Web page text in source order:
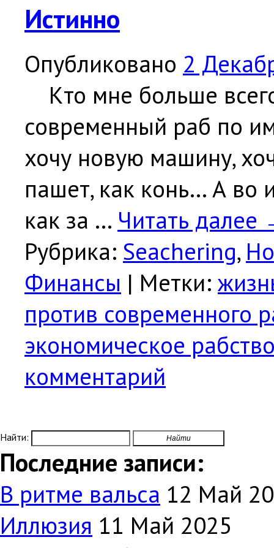
Истинно
Опубликовано 2
Кто мне больше
современный раб по
хочу новую машину,
пашет, как конь… А во
как за … Читать далее
Рубрика: Seachering,
Финансы | Метки:
против современного
экономическое
комментарий
Найти:
Последние записи:
В ритме вальса 12 Май
Иллюзия 11 Май 2025